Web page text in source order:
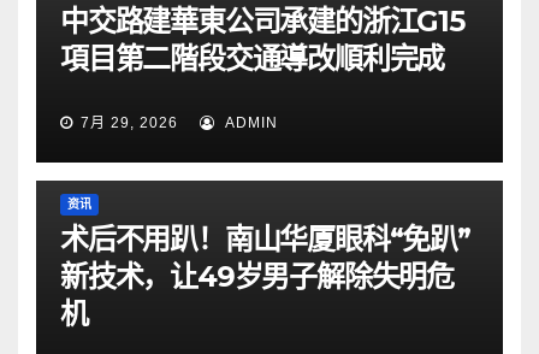
中交路建華東公司承建的浙江G15
項目第二階段交通導改順利完成
7月 29, 2026 ADMIN
资讯
术后不用趴！南山华厦眼科“免趴”
新技术，让49岁男子解除失明危
机